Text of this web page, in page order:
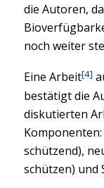
die Autoren,
noch weiter
Eine Arbeit[4]
bestätigt die
diskutierten
schützend),
schützen) und